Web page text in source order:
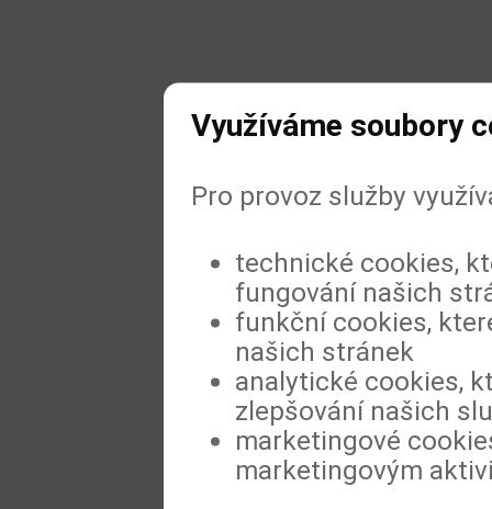
Využíváme soubory
Pro provoz služby
technické cookies,
fungování našich
funkční cookies,
našich stránek
analytické cookies,
zlepšování našich
marketingové
marketingovým